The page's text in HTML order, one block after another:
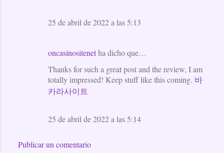
25 de abril de 2022 a las 5:13
oncasinositenetha dicho que…
Thanks for such a great post and the review, I am
totally impressed! Keep stuff like this coming. 바
카라사이트
25 de abril de 2022 a las 5:14
Publicar un comentario